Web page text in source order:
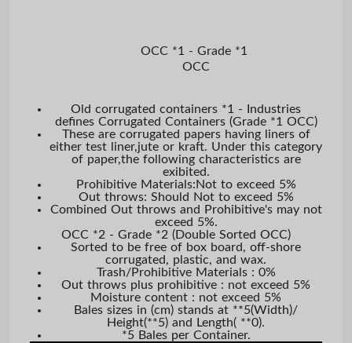
OCC *1 - Grade *1
OCC
Old corrugated containers *1 - Industries
defines Corrugated Containers (Grade *1 OCC)
These are corrugated papers having liners of
either test liner,jute or kraft. Under this category
of paper,the following characteristics are
exibited.
Prohibitive Materials:Not to exceed 5%
Out throws: Should Not to exceed 5%
Combined Out throws and Prohibitive's may not
exceed 5%.
OCC *2 - Grade *2 (Double Sorted OCC)
Sorted to be free of box board, off-shore
corrugated, plastic, and wax.
Trash/Prohibitive Materials : 0%
Out throws plus prohibitive : not exceed 5%
Moisture content : not exceed 5%
Bales sizes in (cm) stands at **5(Width)/
Height(**5) and Length( **0).
*5 Bales per Container.